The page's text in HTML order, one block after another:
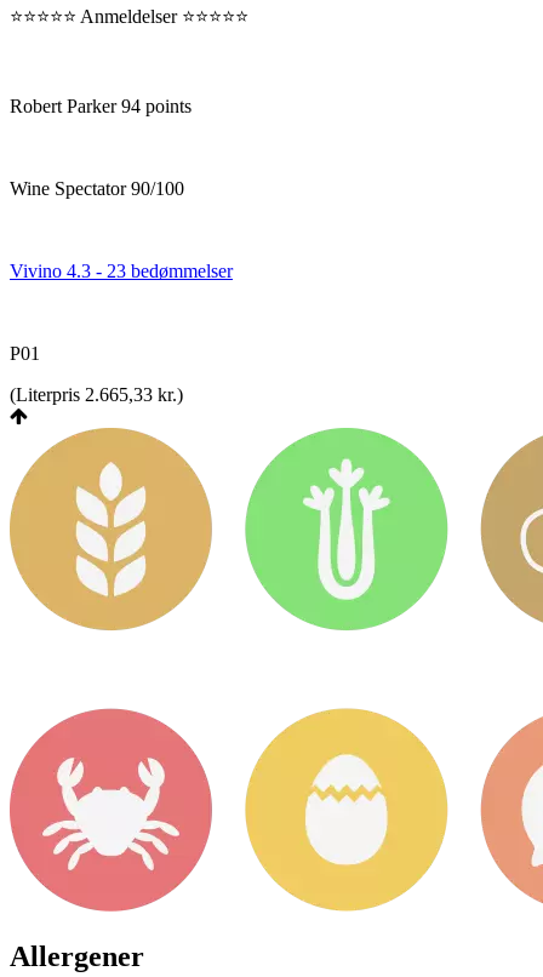
⭐️⭐️⭐️⭐️⭐️ Anmeldelser ⭐️⭐️⭐️⭐️⭐️
Robert Parker 94 points
Wine Spectator 90/100
Vivino 4.3 - 23 bedømmelser
P01
(Literpris 2.665,33 kr.)
Allergener